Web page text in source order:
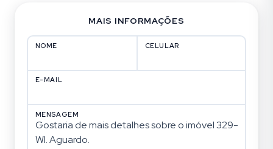
MAIS INFORMAÇÕES
NOME CELULAR
E-MAIL
MENSAGEM